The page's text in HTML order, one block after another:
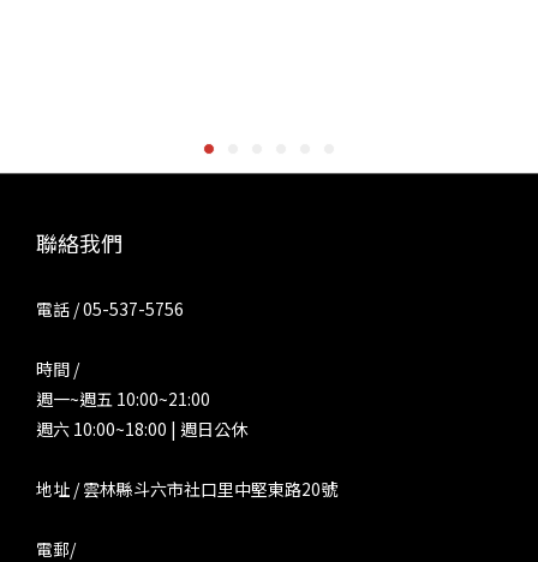
聯絡我們
電話 / 05-537-5756
時間 /
週一~週五 10:00~21:00
週六 10:00~18:00 | 週日公休
地址 / 雲林縣斗六市社口里中堅東路20號
電郵/